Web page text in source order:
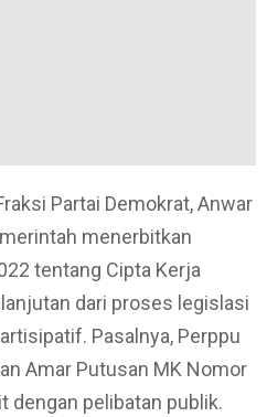
Partai Demokrat, Anwar
menerbitkan
tentang Cipta Kerja
dari proses legislasi
Pasalnya, Perppu
Amar Putusan MK Nomor
dengan pelibatan publik.